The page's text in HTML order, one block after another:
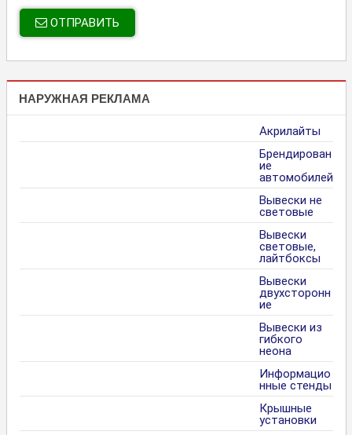
ОТПРАВИТЬ
НАРУЖНАЯ РЕКЛАМА
Акрилайты
Брендирован
ие
автомобилей
Вывески не
световые
Вывески
световые,
лайтбоксы
Вывески
двухсторонн
ие
Вывески из
гибкого
неона
Информацио
нные стенды
Крышные
установки